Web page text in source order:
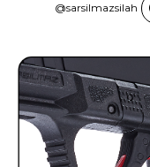
@sarsilmazsilah